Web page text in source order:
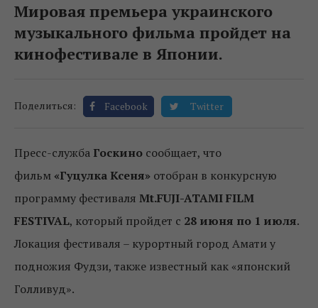
Мировая премьера украинского
музыкального фильма пройдет на
кинофестивале в Японии.
Поделиться: Facebook Twitter
Пресс-служба Госкино сообщает, что
фильм «Гуцулка Ксеня» отобран в конкурсную
программу фестиваля Mt.FUJI-ATAMI FILM
FESTIVAL, который пройдет с 28 июня по 1 июля.
Локация фестиваля – курортный город Амати у
подножия Фудзи, также известный как «японский
Голливуд».